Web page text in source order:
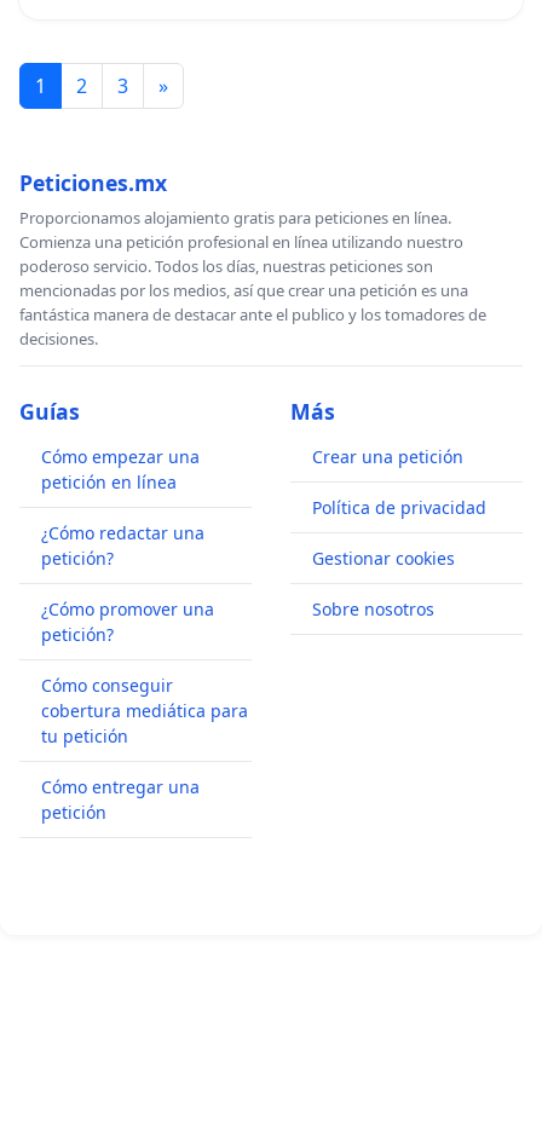
1 2 3 »
Peticiones.mx
Proporcionamos alojamiento gratis para peticiones en línea.
Comienza una petición profesional en línea utilizando nuestro
poderoso servicio. Todos los días, nuestras peticiones son
mencionadas por los medios, así que crear una petición es una
fantástica manera de destacar ante el publico y los tomadores de
decisiones.
Guías
Cómo empezar una
petición en línea
¿Cómo redactar una
petición?
¿Cómo promover una
petición?
Cómo conseguir
cobertura mediática para
tu petición
Cómo entregar una
petición
Más
Crear una petición
Política de privacidad
Gestionar cookies
Sobre nosotros